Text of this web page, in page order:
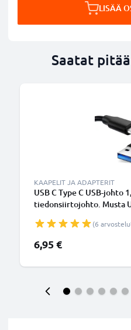
LISÄÄ
Saatat
KAAPELIT JA ADAPTERIT
USB C Type C USB-johto
tiedonsiirtojohto. Musta
(6
6,95 €